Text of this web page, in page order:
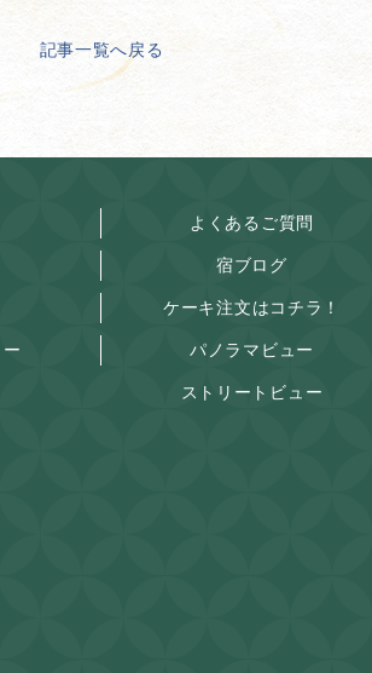
記事一覧へ戻る
よくあるご質問
宿ブログ
ケーキ注文はコチラ！
パノラマビュー
ストリートビュー